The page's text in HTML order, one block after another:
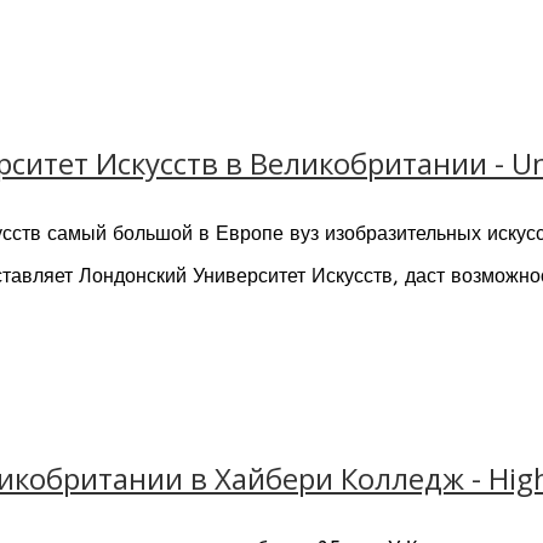
Центр Liddington предлагает студентам
Искусств в Великобритании -
самый большой в Европе вуз изобразительных
Лондонский Университет Искусств, даст
находят новых друзей, знакомятся с неординарными и
в Хайбери Колледж -